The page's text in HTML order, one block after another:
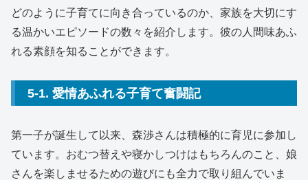
どのように子育てに向き合っているのか、家族を大切にす
る温かいエピソードの数々を紹介します。彼の人間味あふ
れる素顔を知ることができます。
5-1. 愛情あふれる子育て奮闘記
第一子が誕生して以来、森渉さんは積極的に育児に参加し
ています。おむつ替えや寝かしつけはもちろんのこと、娘
さんを楽しませるための遊びにも全力で取り組んでいま